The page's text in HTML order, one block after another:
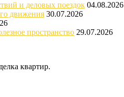
и деловых поездок 04.08.2026
движения 30.07.2026
пространство 29.07.2026
квартир.